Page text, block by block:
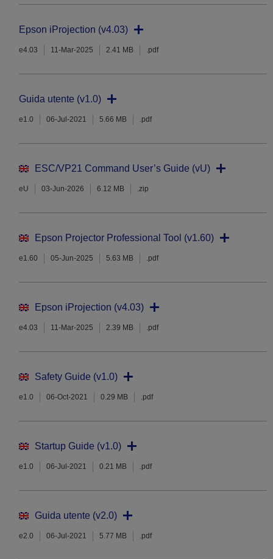
Epson iProjection (v4.03)
e4.03 11-Mar-2025 2.41 MB .pdf
Guida utente (v1.0)
e1.0 06-Jul-2021 5.66 MB .pdf
ESC/VP21 Command User’s Guide (vU)
eU 03-Jun-2026 6.12 MB .zip
Epson Projector Professional Tool (v1.60)
e1.60 05-Jun-2025 5.63 MB .pdf
Epson iProjection (v4.03)
e4.03 11-Mar-2025 2.39 MB .pdf
Safety Guide (v1.0)
e1.0 06-Oct-2021 0.29 MB .pdf
Startup Guide (v1.0)
e1.0 06-Jul-2021 0.21 MB .pdf
Guida utente (v2.0)
e2.0 06-Jul-2021 5.77 MB .pdf